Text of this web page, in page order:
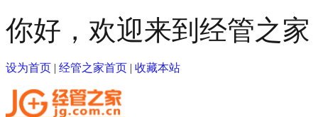
你好，欢迎来到经管之家
设为首页 | 经管之家首页 | 收藏本站